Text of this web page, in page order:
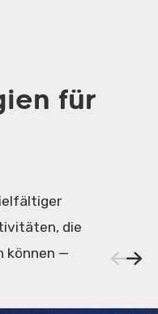
für
die
können —